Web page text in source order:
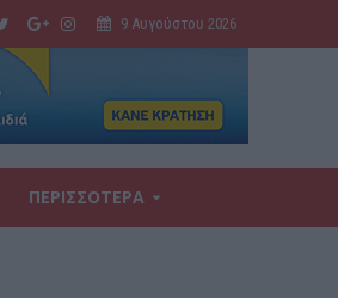
9 Αυγούστου 2026
ΠΕΡΙΣΣΟΤΕΡΑ